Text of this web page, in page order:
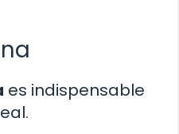
es indispensable